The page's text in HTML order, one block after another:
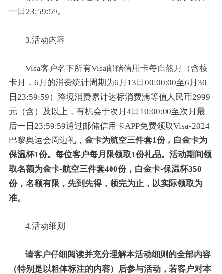
一日23:59:59。
3.活动内容
Visa客户名下所有Visa邮储信用卡每自然月（含核
卡月，6月的消费统计周期为6月13日00:00:00至6月30
日23:59:59）跨境消费累计达标消费满等值人民币2999
元（含）及以上，有机会于次月4日10:00:00至次月最
后一日23:59:59通过邮储信用卡APP免费领取Visa-2024
巴黎奥运会周边礼， 金卡为航空三件套1份，白金卡为
保温杯1份。每位客户每月限领取1份礼品。活动期间领
取名额为金卡-航空三件套400份，白金卡-保温杯350
份，名额有限，先到先得，领完为止，以实际领取为
准。
4.活动细则
请客户仔细阅读并充分理解本活动细则的全部内容
（特别是以粗体标注的内容）后参与活动，若客户对本